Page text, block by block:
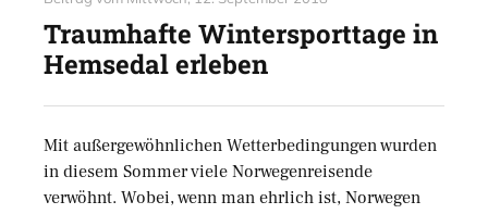
Traumhafte Wintersporttage in
Hemsedal erleben
Mit außergewöhnlichen Wetterbedingungen wurden
in diesem Sommer viele Norwegenreisende
verwöhnt. Wobei, wenn man ehrlich ist, Norwegen